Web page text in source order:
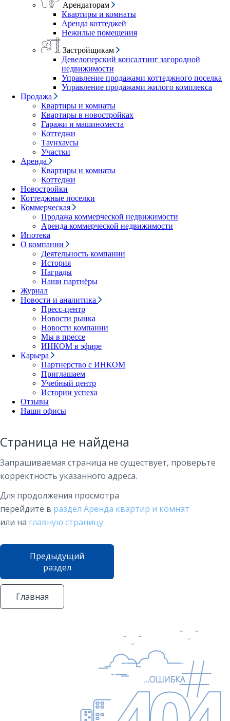
Арендаторам
Квартиры и комнаты
Аренда коттеджей
Нежилые помещения
Застройщикам
Девелоперский консалтинг загородной
недвижимости
Управление продажами коттеджного поселка
Управление продажами жилого комплекса
Продажа
Квартиры и комнаты
Квартиры в новостройках
Гаражи и машиноместа
Коттеджи
Таунхаусы
Участки
Аренда
Квартиры и комнаты
Коттеджи
Новостройки
Коттеджные поселки
Коммерческая
Продажа коммерческой недвижимости
Аренда коммерческой недвижимости
Ипотека
О компании
Деятельность компании
История
Награды
Наши партнёры
Журнал
Новости и аналитика
Пресс-центр
Новости рынка
Новости компании
Мы в прессе
ИНКОМ в эфире
Карьера
Партнерство с ИНКОМ
Приглашаем
Учебный центр
Истории успеха
Отзывы
Наши офисы
Страница не найдена
Запрашиваемая страница не существует, проверьте
корректность указанного адреса.
Для продолжения просмотра
перейдите в раздел Аренда квартир и комнат
или на главную страницу
Предыдущий
раздел
Главная